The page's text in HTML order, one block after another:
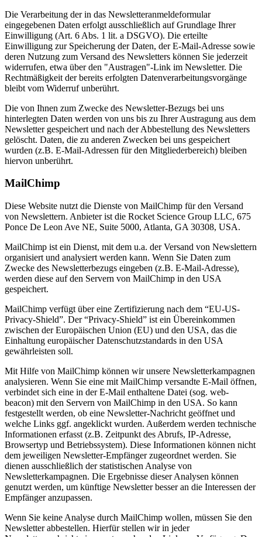
Die Verarbeitung der in das Newsletteranmeldeformular
eingegebenen Daten erfolgt ausschließlich auf Grundlage Ihrer
Einwilligung (Art. 6 Abs. 1 lit. a DSGVO). Die erteilte
Einwilligung zur Speicherung der Daten, der E-Mail-Adresse sowie
deren Nutzung zum Versand des Newsletters können Sie jederzeit
widerrufen, etwa über den "Austragen"-Link im Newsletter. Die
Rechtmäßigkeit der bereits erfolgten Datenverarbeitungsvorgänge
bleibt vom Widerruf unberührt.
Die von Ihnen zum Zwecke des Newsletter-Bezugs bei uns
hinterlegten Daten werden von uns bis zu Ihrer Austragung aus dem
Newsletter gespeichert und nach der Abbestellung des Newsletters
gelöscht. Daten, die zu anderen Zwecken bei uns gespeichert
wurden (z.B. E-Mail-Adressen für den Mitgliederbereich) bleiben
hiervon unberührt.
MailChimp
Diese Website nutzt die Dienste von MailChimp für den Versand
von Newslettern. Anbieter ist die Rocket Science Group LLC, 675
Ponce De Leon Ave NE, Suite 5000, Atlanta, GA 30308, USA.
MailChimp ist ein Dienst, mit dem u.a. der Versand von Newslettern
organisiert und analysiert werden kann. Wenn Sie Daten zum
Zwecke des Newsletterbezugs eingeben (z.B. E-Mail-Adresse),
werden diese auf den Servern von MailChimp in den USA
gespeichert.
MailChimp verfügt über eine Zertifizierung nach dem “EU-US-
Privacy-Shield”. Der “Privacy-Shield” ist ein Übereinkommen
zwischen der Europäischen Union (EU) und den USA, das die
Einhaltung europäischer Datenschutzstandards in den USA
gewährleisten soll.
Mit Hilfe von MailChimp können wir unsere Newsletterkampagnen
analysieren. Wenn Sie eine mit MailChimp versandte E-Mail öffnen,
verbindet sich eine in der E-Mail enthaltene Datei (sog. web-
beacon) mit den Servern von MailChimp in den USA. So kann
festgestellt werden, ob eine Newsletter-Nachricht geöffnet und
welche Links ggf. angeklickt wurden. Außerdem werden technische
Informationen erfasst (z.B. Zeitpunkt des Abrufs, IP-Adresse,
Browsertyp und Betriebssystem). Diese Informationen können nicht
dem jeweiligen Newsletter-Empfänger zugeordnet werden. Sie
dienen ausschließlich der statistischen Analyse von
Newsletterkampagnen. Die Ergebnisse dieser Analysen können
genutzt werden, um künftige Newsletter besser an die Interessen der
Empfänger anzupassen.
Wenn Sie keine Analyse durch MailChimp wollen, müssen Sie den
Newsletter abbestellen. Hierfür stellen wir in jeder